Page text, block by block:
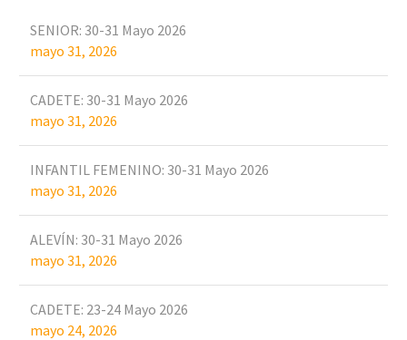
SENIOR: 30-31 Mayo 2026
mayo 31, 2026
CADETE: 30-31 Mayo 2026
mayo 31, 2026
INFANTIL FEMENINO: 30-31 Mayo 2026
mayo 31, 2026
ALEVÍN: 30-31 Mayo 2026
mayo 31, 2026
CADETE: 23-24 Mayo 2026
mayo 24, 2026